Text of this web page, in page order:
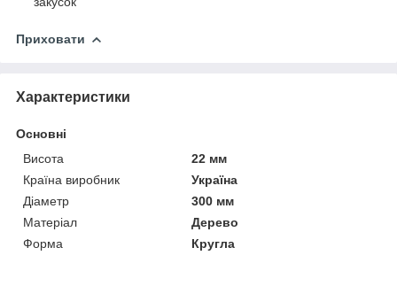
Приховати
Характеристики
Основні
Висота
22 мм
Країна виробник
Україна
Діаметр
300 мм
Матеріал
Дерево
Форма
Кругла